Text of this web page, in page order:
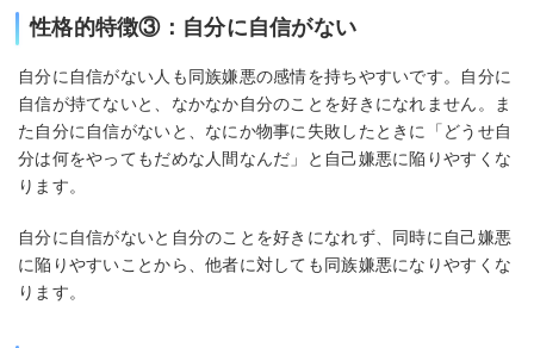
性格的特徴③：自分に自信がない
自分に自信がない人も同族嫌悪の感情を持ちやすいです。自分に
自信が持てないと、なかなか自分のことを好きになれません。ま
た自分に自信がないと、なにか物事に失敗したときに「どうせ自
分は何をやってもだめな人間なんだ」と自己嫌悪に陥りやすくな
ります。
自分に自信がないと自分のことを好きになれず、同時に自己嫌悪
に陥りやすいことから、他者に対しても同族嫌悪になりやすくな
ります。